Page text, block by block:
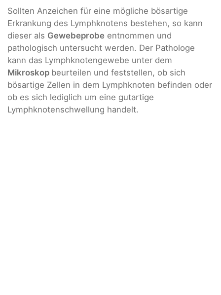
Sollten Anzeichen für eine mögliche bösartige
Erkrankung des Lymphknotens bestehen, so kann
dieser als Gewebeprobe entnommen und
pathologisch untersucht werden. Der Pathologe
kann das Lymphknotengewebe unter dem
Mikroskop beurteilen und feststellen, ob sich
bösartige Zellen in dem Lymphknoten befinden oder
ob es sich lediglich um eine gutartige
Lymphknotenschwellung handelt.